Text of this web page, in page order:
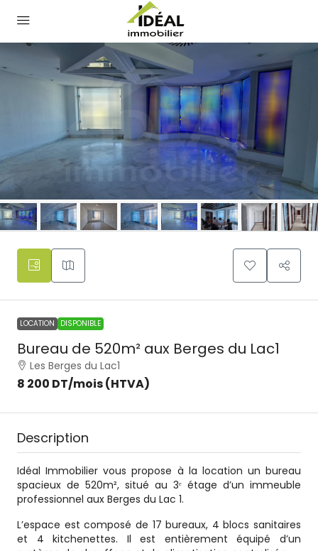
LOCATION DISPONIBLE
Bureau de 520m² aux Berges du Lac1
Les Berges du Lac1
8 200 DT/mois (HTVA)
Description
Idéal Immobilier vous propose à la location un bureau
spacieux de 520m², situé au 3ᵉ étage d’un immeuble
professionnel aux Berges du Lac 1.
L’espace est composé de 17 bureaux, 4 blocs sanitaires
et 4 kitchenettes. Il est entièrement équipé d’un